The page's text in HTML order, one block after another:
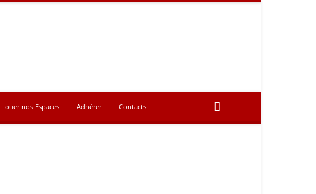
Louer nos Espaces Adhérer Contacts